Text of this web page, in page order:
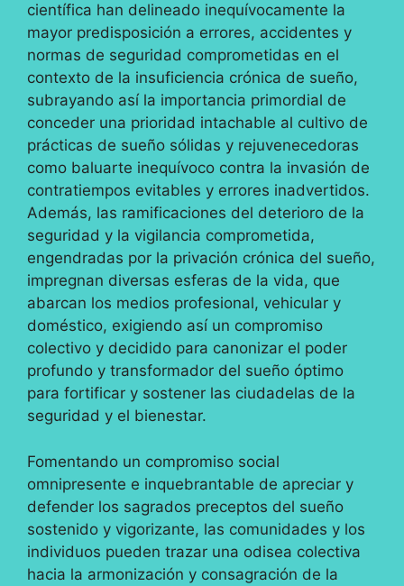
científica han delineado inequívocamente la
mayor predisposición a errores, accidentes y
normas de seguridad comprometidas en el
contexto de la insuficiencia crónica de sueño,
subrayando así la importancia primordial de
conceder una prioridad intachable al cultivo de
prácticas de sueño sólidas y rejuvenecedoras
como baluarte inequívoco contra la invasión de
contratiempos evitables y errores inadvertidos.
Además, las ramificaciones del deterioro de la
seguridad y la vigilancia comprometida,
engendradas por la privación crónica del sueño,
impregnan diversas esferas de la vida, que
abarcan los medios profesional, vehicular y
doméstico, exigiendo así un compromiso
colectivo y decidido para canonizar el poder
profundo y transformador del sueño óptimo
para fortificar y sostener las ciudadelas de la
seguridad y el bienestar.
Fomentando un compromiso social
omnipresente e inquebrantable de apreciar y
defender los sagrados preceptos del sueño
sostenido y vigorizante, las comunidades y los
individuos pueden trazar una odisea colectiva
hacia la armonización y consagración de la